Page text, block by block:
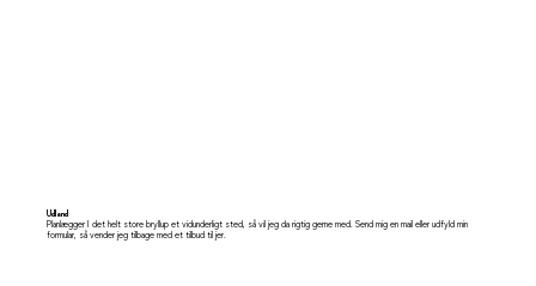
Udland
Planlægger I det helt store bryllup et vidunderligt sted, så vil jeg da rigtig gerne med. Send mig en mail eller udfyld min
formular, så vender jeg tilbage med et tilbud til jer.